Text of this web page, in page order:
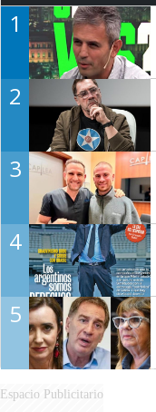
1
2
3
4
5
Espacio Publicitario